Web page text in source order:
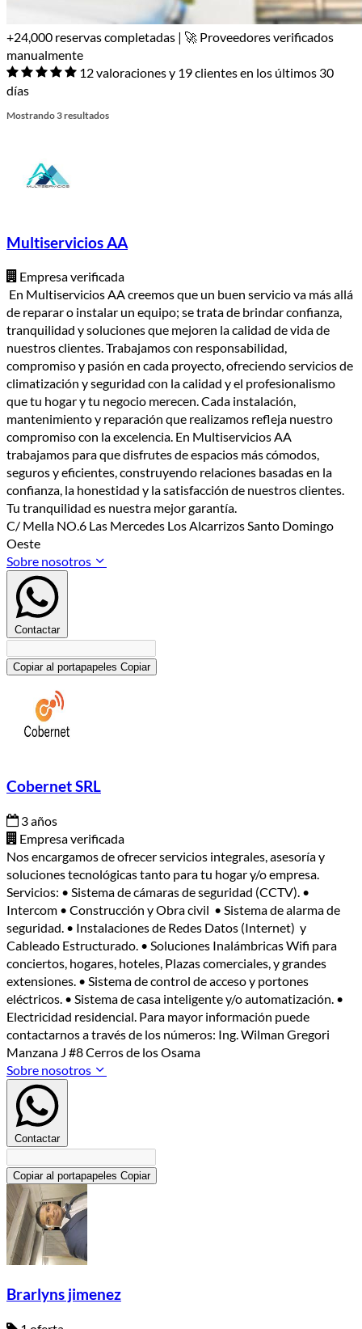
+24,000 reservas completadas | 🚀 Proveedores verificados
manualmente
12 valoraciones y 19 clientes en los últimos 30
días
Mostrando 3 resultados
Multiservicios AA
Empresa verificada
En Multiservicios AA creemos que un buen servicio va más allá
de reparar o instalar un equipo; se trata de brindar confianza,
tranquilidad y soluciones que mejoren la calidad de vida de
nuestros clientes. Trabajamos con responsabilidad,
compromiso y pasión en cada proyecto, ofreciendo servicios de
climatización y seguridad con la calidad y el profesionalismo
que tu hogar y tu negocio merecen. Cada instalación,
mantenimiento y reparación que realizamos refleja nuestro
compromiso con la excelencia. En Multiservicios AA
trabajamos para que disfrutes de espacios más cómodos,
seguros y eficientes, construyendo relaciones basadas en la
confianza, la honestidad y la satisfacción de nuestros clientes.
Tu tranquilidad es nuestra mejor garantía.
C/ Mella NO.6 Las Mercedes Los Alcarrizos Santo Domingo
Oeste
Sobre nosotros
Contactar
Copiar al portapapeles Copiar
Cobernet SRL
3 años
Empresa verificada
Nos encargamos de ofrecer servicios integrales, asesoría y
soluciones tecnológicas tanto para tu hogar y/o empresa.
Servicios: • Sistema de cámaras de seguridad (CCTV). •
Intercom • Construcción y Obra civil • Sistema de alarma de
seguridad. • Instalaciones de Redes Datos (Internet) y
Cableado Estructurado. • Soluciones Inalámbricas Wifi para
conciertos, hogares, hoteles, Plazas comerciales, y grandes
extensiones. • Sistema de control de acceso y portones
eléctricos. • Sistema de casa inteligente y/o automatización. •
Electricidad residencial. Para mayor información puede
contactarnos a través de los números: Ing. Wilman Gregori
Manzana J #8 Cerros de los Osama
Sobre nosotros
Contactar
Copiar al portapapeles Copiar
Brarlyns jimenez